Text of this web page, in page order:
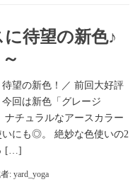
待望の新色♪
望の新色！／ 前回大好評
回は新色「グレージ
ナチュラルなアースカラー
にも◎。 絶妙な色使いの2
[…]
: yard_yoga